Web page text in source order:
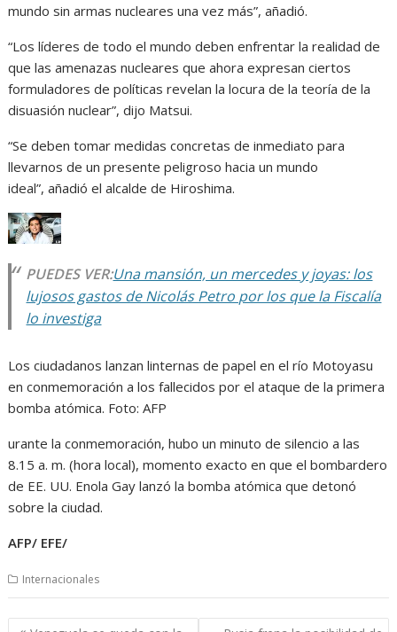
mundo sin armas nucleares una vez más”, añadió.
“Los líderes de todo el mundo deben enfrentar la realidad de
que las amenazas nucleares que ahora expresan ciertos
formuladores de políticas revelan la locura de la teoría de la
disuasión nuclear”, dijo Matsui.
“Se deben tomar medidas concretas de inmediato para
llevarnos de un presente peligroso hacia un mundo
ideal”, añadió el alcalde de Hiroshima.
PUEDES VER:Una mansión, un mercedes y joyas: los
lujosos gastos de Nicolás Petro por los que la Fiscalía
lo investiga
Los ciudadanos lanzan linternas de papel en el río Motoyasu
en conmemoración a los fallecidos por el ataque de la primera
bomba atómica. Foto: AFP
urante la conmemoración, hubo un minuto de silencio a las
8.15 a. m. (hora local), momento exacto en que el bombardero
de EE. UU. Enola Gay lanzó la bomba atómica que detonó
sobre la ciudad.
AFP/ EFE/
Internacionales